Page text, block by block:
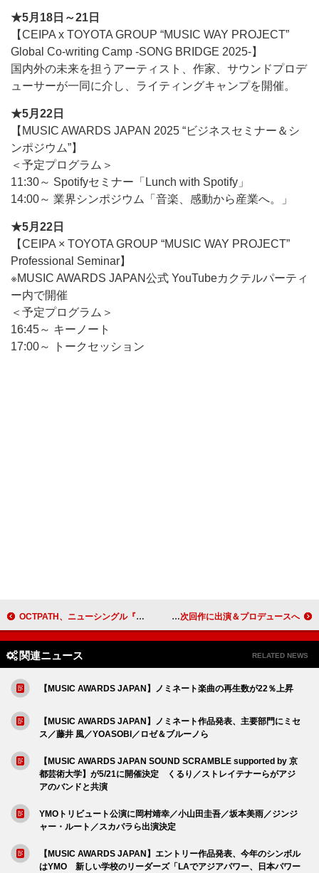
★5月18日～21日
【CEIPA x TOYOTA GROUP “MUSIC WAY PROJECT”
Global Co-writing Camp -SONG BRIDGE 2025-】
国内外の未来を担うアーティスト、作家、サウンドプロデ
ューサーが一同に介し、ライティングキャンプを開催。
★5月22日
【MUSIC AWARDS JAPAN 2025 “ビジネスセミナー＆シ
ンポジウム”】
＜予定プログラム＞
11:30～ Spotifyセミナー「Lunch with Spotify」
14:00～ 業界シンポジウム「音楽、感動から産業へ。」
★5月22日
【CEIPA × TOYOTA GROUP “MUSIC WAY PROJECT”
Professional Seminar】
※MUSIC AWARDS JAPAN公式 YouTubeカクテルパーティ
ー内で開催
＜予定プログラム＞
16:45～ キーノート
17:00～ トークセッション
OCTPATH、ニューシングル『また夏に帰ろう』ジャケット＆アー写を公開 チャーリーxcx、三池崇史監督の次回作に出演＆プロデュースへ
関連ニュース RELATED NEWS
【MUSIC AWARDS JAPAN】ノミネート楽曲の再生数が22％上昇
【MUSIC AWARDS JAPAN】ノミネート作品発表、主要部門にミセ
ス／藤井 風／YOASOBI／ロゼ＆ブルーノら
【MUSIC AWARDS JAPAN SOUND SCRAMBLE supported by 京
都芸術大学】が5/21に開催決定 くるり／ストレイテナーらがアジ
アのバンドと共演
YMOトリビュート公演に岡村靖幸／小山田圭吾／坂本美雨／ジンジ
ャー・ルート／スカパラら出演決定
【MUSIC AWARDS JAPAN】エントリー作品発表、今年のシンボル
はYMO 新しい学校のリーダーズ「LAでアジアパワー、日本パワー